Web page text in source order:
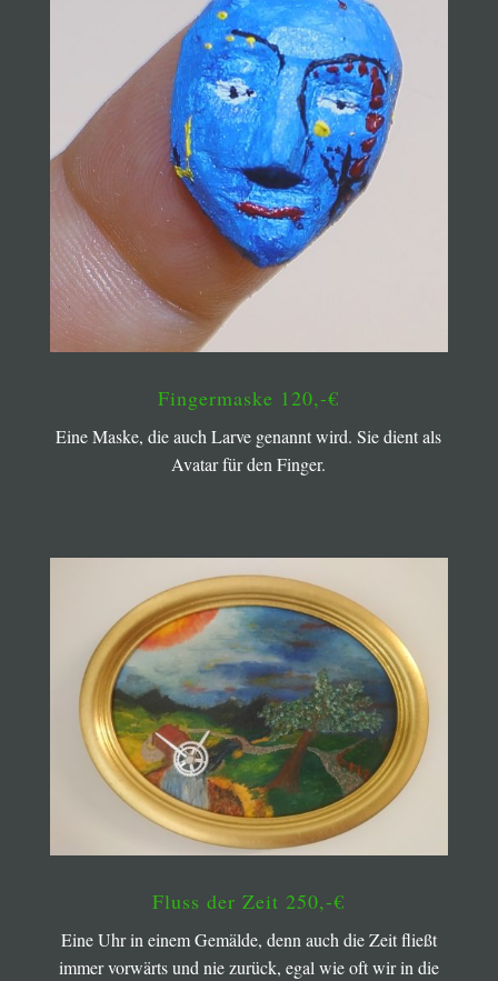
Fingermaske 120,-€
Eine Maske, die auch Larve genannt wird. Sie dient als
Avatar für den Finger.
Fluss der Zeit 250,-€
Eine Uhr in einem Gemälde, denn auch die Zeit fließt
immer vorwärts und nie zurück, egal wie oft wir in die